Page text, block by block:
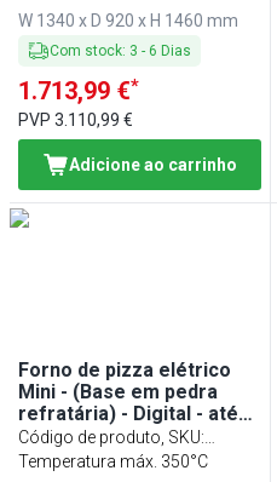
Temperatura: 400 °C
W 1340 x D 920 x H 1460 mm
Com stock: 3 - 6 Dias
1.713,99 €*
PVP 3.110,99 €
Adicione ao carrinho
Forno de pizza elétrico
Mini - (Base em pedra
refratária) - Digital - até
350°C
Código de produto, SKU:
EOB100
Temperatura máx. 350°C